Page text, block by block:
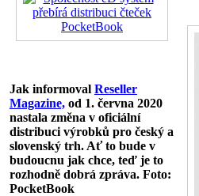
Jak informoval Reseller
Magazine, od 1. června 2020
nastala změna v oficiální
distribuci výrobků pro český a
slovenský trh. Ať to bude v
budoucnu jak chce, teď je to
rozhodně dobrá zpráva. Foto:
PocketBook